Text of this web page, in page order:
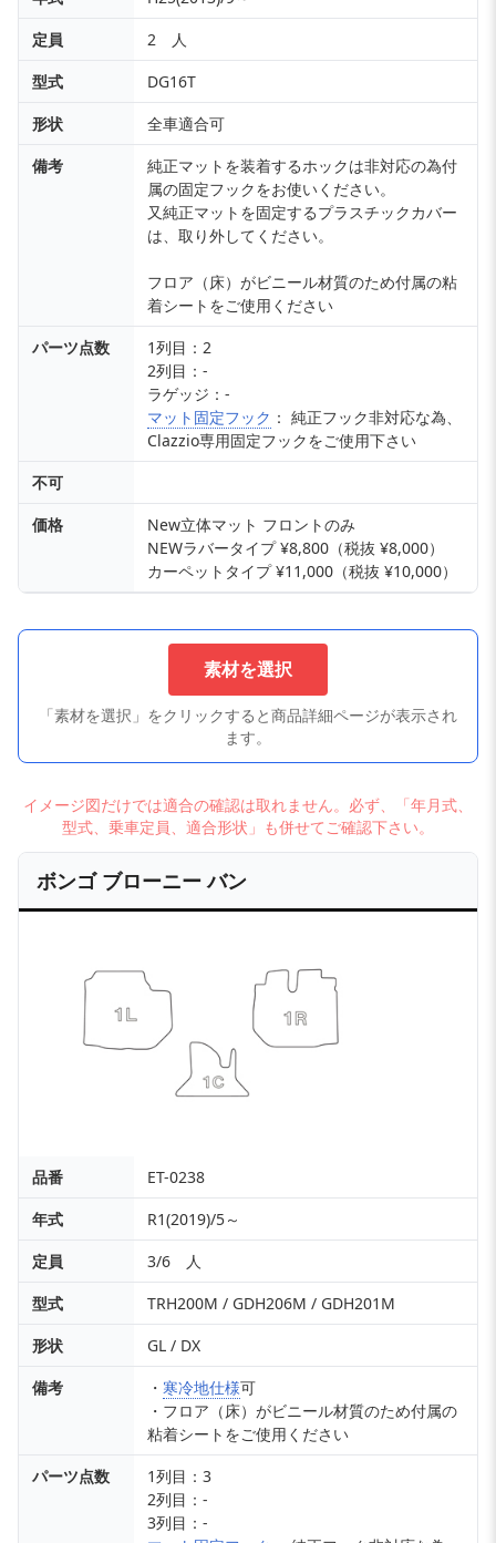
定員
2 人
型式
DG16T
形状
全車適合可
備考
純正マットを装着するホックは非対応の為付
属の固定フックをお使いください。
又純正マットを固定するプラスチックカバー
は、取り外してください。
フロア（床）がビニール材質のため付属の粘
着シートをご使用ください
パーツ点数
1列目：2
2列目：-
ラゲッジ：-
マット固定フック ： 純正フック非対応な為、
Clazzio専用固定フックをご使用下さい
不可
価格
New立体マット フロントのみ
NEWラバータイプ ¥8,800（税抜 ¥8,000）
カーペットタイプ ¥11,000（税抜 ¥10,000）
素材を選択
「素材を選択」をクリックすると商品詳細ページが表示され
ます。
イメージ図だけでは適合の確認は取れません。必ず、「年月式、
型式、乗車定員、適合形状」も併せてご確認下さい。
ボンゴ ブローニー バン
品番
ET-0238
年式
R1(2019)/5～
定員
3/6 人
型式
TRH200M / GDH206M / GDH201M
形状
GL / DX
備考
・ 寒冷地仕様可
・フロア（床）がビニール材質のため付属の
粘着シートをご使用ください
パーツ点数
1列目：3
2列目：-
3列目：-